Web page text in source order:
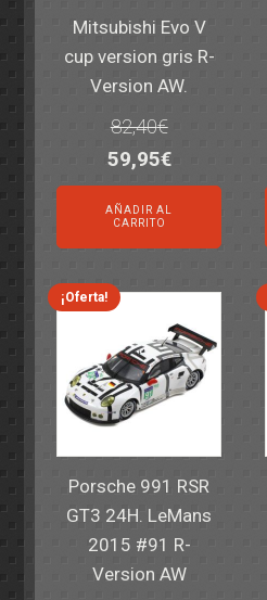
Mitsubishi Evo V
cup version gris R-
Version AW.
82,40€
El
precio
original
era:
82,40€.
59,95€El
precio
es:
59,95€.
AÑADIR AL
CARRITO
¡Oferta!
Porsche 991 RSR
GT3 24H. LeMans
2015 #91 R-
Version AW